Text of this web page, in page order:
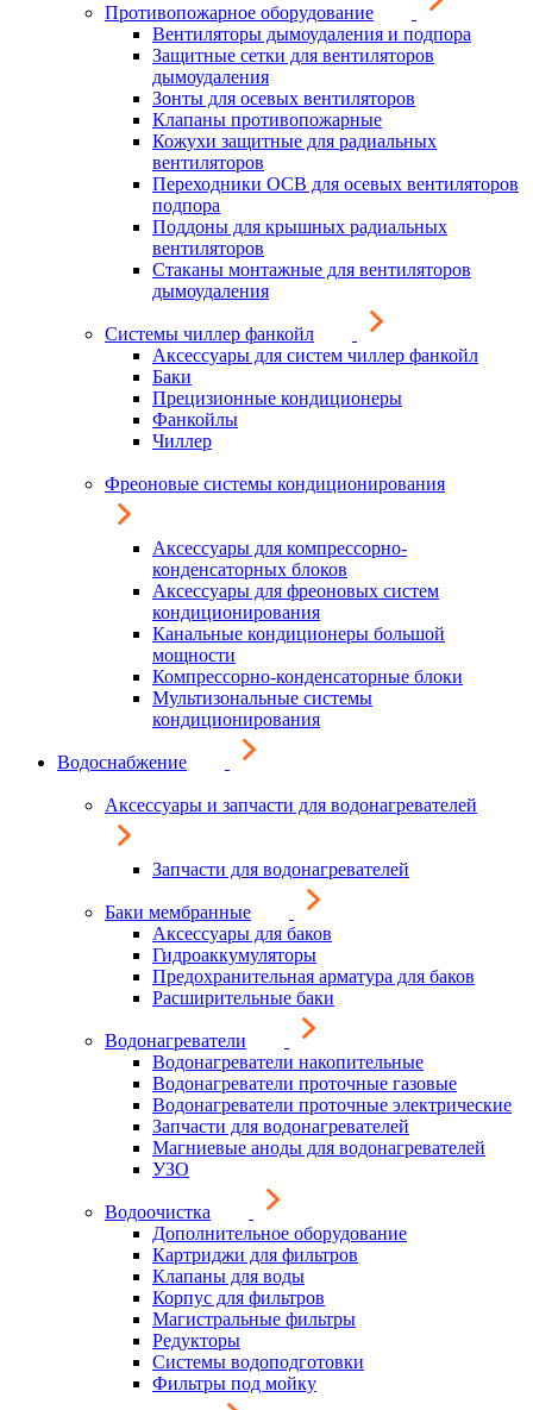
Противопожарное оборудование
Вентиляторы дымоудаления и подпора
Защитные сетки для вентиляторов
дымоудаления
Зонты для осевых вентиляторов
Клапаны противопожарные
Кожухи защитные для радиальных
вентиляторов
Переходники ОСВ для осевых вентиляторов
подпора
Поддоны для крышных радиальных
вентиляторов
Стаканы монтажные для вентиляторов
дымоудаления
Системы чиллер фанкойл
Аксессуары для систем чиллер фанкойл
Баки
Прецизионные кондиционеры
Фанкойлы
Чиллер
Фреоновые системы кондиционирования
Аксессуары для компрессорно-
конденсаторных блоков
Аксессуары для фреоновых систем
кондиционирования
Канальные кондиционеры большой
мощности
Компрессорно-конденсаторные блоки
Мультизональные системы
кондиционирования
Водоснабжение
Аксессуары и запчасти для водонагревателей
Запчасти для водонагревателей
Баки мембранные
Аксессуары для баков
Гидроаккумуляторы
Предохранительная арматура для баков
Расширительные баки
Водонагреватели
Водонагреватели накопительные
Водонагреватели проточные газовые
Водонагреватели проточные электрические
Запчасти для водонагревателей
Магниевые аноды для водонагревателей
УЗО
Водоочистка
Дополнительное оборудование
Картриджи для фильтров
Клапаны для воды
Корпус для фильтров
Магистральные фильтры
Редукторы
Системы водоподготовки
Фильтры под мойку